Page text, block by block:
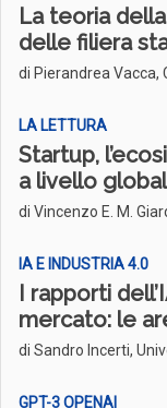
La teoria
delle filiera
di Pierandrea Vacca,
LA LETTURA
Startup,
a livello
di Vincenzo E. M.
IA E INDUSTRIA 4­.0
I rapporti
mercato: le
di Sandro Incerti,
GPT-3 OPENAI